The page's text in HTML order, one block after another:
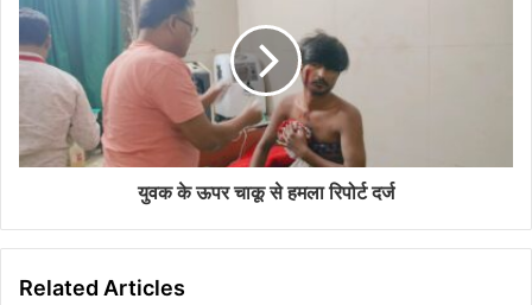
s
युवक के ऊपर चाकू से हमला रिपोर्ट दर्ज
Related Articles